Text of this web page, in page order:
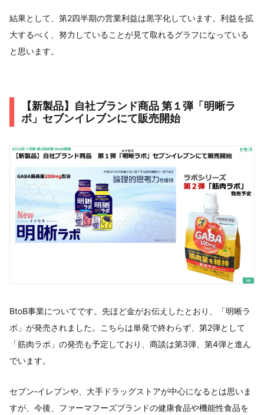
結果として、第2四半期の営業利益は黒字化しています。利益を拡
大するべく、努力していることが見て取れるグラフになっている
と思います。
【新製品】自社ブランド商品 第１弾「明晰ラ
ボ」セブンイレブンにて販売開始
BtoB事業についてです。先ほど金がお伝えしたとおり、「明晰ラ
ボ」が発売されました。こちらは単発で終わらず、第2弾として
「筋肉ラボ」の発売も予定しており、商談は第3弾、第4弾と進ん
でいます。
セブン‐イレブンや、大手ドラッグストアが中心になるとは思いま
すが、今後、ファーマフーズブランドの健康食品や機能性食品を